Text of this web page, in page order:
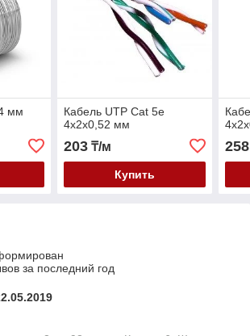
мм
Кабель UTP Cat 5e
4х2х0,52 мм
203₸/м
Купить
258
за последний год